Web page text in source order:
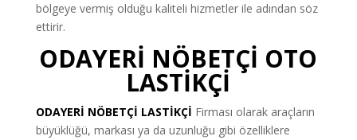
bölgeye vermiş olduğu kaliteli hizmetler ile adından söz
ettirir.
ODAYERİ NÖBETÇİ OTO
LASTİKÇİ
ODAYERİ NÖBETÇİ LASTİKÇİ Firması olarak araçların
büyüklüğü, markası ya da uzunluğu gibi özelliklere